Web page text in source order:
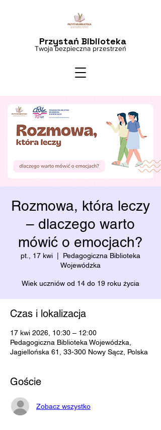
Twoja bezpieczna przestrzeń
Przystań Biblioteka
Rozmowa, która leczy
– dlaczego warto
mówić o emocjach?
pt., 17 kwi
Pedagogiczna Biblioteka
Wojewódzka
Wiek uczniów od 14 do 19 roku życia
Czas i lokalizacja
17 kwi 2026, 10:30 – 12:00
Pedagogiczna Biblioteka Wojewódzka,
Jagiellońska 61, 33-300 Nowy Sącz, Polska
Goście
Zobacz wszystko